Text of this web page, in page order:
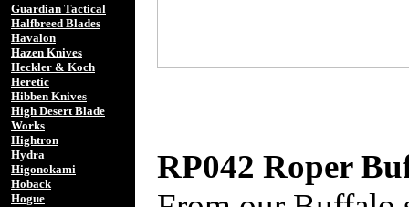
Guardian Tactical
Halfbreed Blades
Havalon
Hazen Knives
Heckler & Koch
Heretic
Hibben Knives
High Desert Blade
Works
Hightron
Hydra
Higonokami
Hoback
Hogue
RP042 Roper